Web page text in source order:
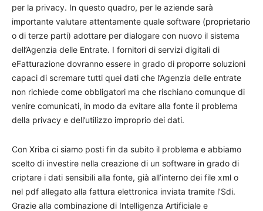
per la privacy. In questo quadro, per le aziende sarà
importante valutare attentamente quale software (proprietario
o di terze parti) adottare per dialogare con nuovo il sistema
dell’Agenzia delle Entrate. I fornitori di servizi digitali di
eFatturazione dovranno essere in grado di proporre soluzioni
capaci di scremare tutti quei dati che l’Agenzia delle entrate
non richiede come obbligatori ma che rischiano comunque di
venire comunicati, in modo da evitare alla fonte il problema
della privacy e dell’utilizzo improprio dei dati.
Con Xriba ci siamo posti fin da subito il problema e abbiamo
scelto di investire nella creazione di un software in grado di
criptare i dati sensibili alla fonte, già all’interno dei file xml o
nel pdf allegato alla fattura elettronica inviata tramite l’Sdi.
Grazie alla combinazione di Intelligenza Artificiale e